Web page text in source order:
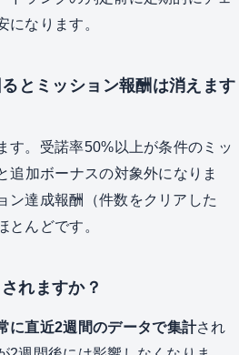
になります。
とミッション報酬は消えます
す。受諾率50%以上が条件のミッ
追加ボーナスの対象外になりま
ン達成報酬（件数をクリアした
んどです。
れますか？
に直近2週間のデータで集計され